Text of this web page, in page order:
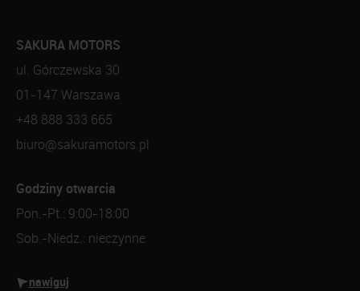
SAKURA MOTORS
ul. Górczewska 30
01-147 Warszawa
+48 888 333 665
biuro@sakuramotors.pl
Godziny otwarcia
Pon.-Pt.: 9:00-18:00
Sob.-Niedz.: nieczynne
nawiguj